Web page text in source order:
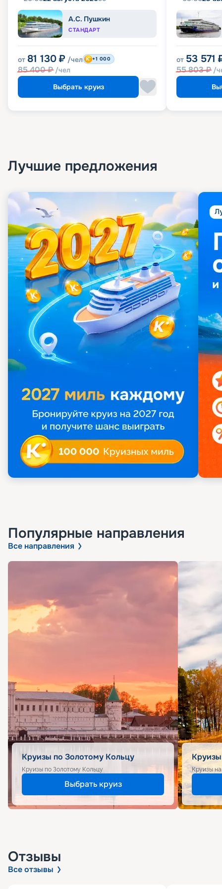
А.С. Пушкин
СТАНДАРТ
от 81 130 ₽ /чел
85 400₽ /чел
+1 000
Выбрать круиз
от 53 571
55 803₽ /
Лучшие предложения
Популярные направления
Все направления
Круизы по Золотому Кольцу
Круизы по Золотому Кольцу
Выбрать круиз
Круизы
Отзывы
Все отзывы